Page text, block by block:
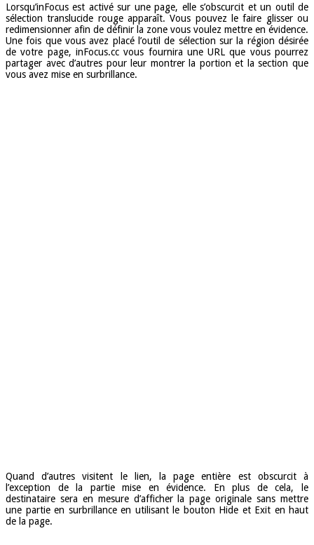
Lorsqu’inFocus est activé sur une page, elle s’obscurcit et un outil de
sélection translucide rouge apparaît. Vous pouvez le faire glisser ou
redimensionner afin de définir la zone vous voulez mettre en évidence.
Une fois que vous avez placé l’outil de sélection sur la région désirée
de votre page, inFocus.cc vous fournira une URL que vous pourrez
partager avec d’autres pour leur montrer la portion et la section que
vous avez mise en surbrillance.
Quand d’autres visitent le lien, la page entière est obscurcit à
l’exception de la partie mise en évidence. En plus de cela, le
destinataire sera en mesure d’afficher la page originale sans mettre
une partie en surbrillance en utilisant le bouton Hide et Exit en haut
de la page.